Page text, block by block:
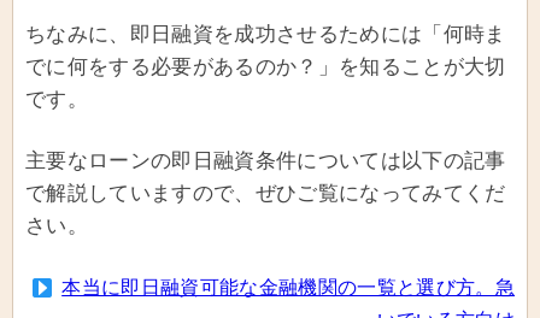
ちなみに、即日融資を成功させるためには「何時ま
でに何をする必要があるのか？」を知ることが大切
です。
主要なローンの即日融資条件については以下の記事
で解説していますので、ぜひご覧になってみてくだ
さい。
本当に即日融資可能な金融機関の一覧と選び方。急